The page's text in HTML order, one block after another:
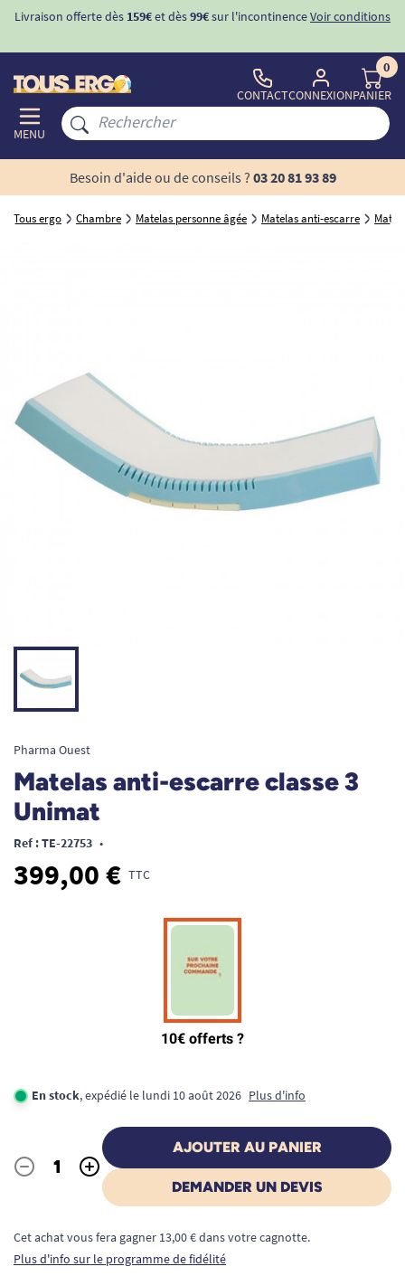
Livraison offerte dès 159€et dès99€sur l'incontinenceVoir conditions
MENU
CONTACTCONNEXION
0
PANIER
Besoin d'aide ou de conseils ? 03 20 81 93 89
Tous ergo Chambre Matelas personne âgée Matelas anti-escarre
Pharma Ouest
Matelas anti-escarre classe 3
Unimat
Ref : TE-22753 •
399,00 € TTC
En stock, expédié le lundi 10 août 2026 Plus d'info
Quantité
- +
AJOUTER AU PANIER
DEMANDER UN DEVIS
Cet achat vous fera gagner 13,00 € dans votre cagnotte.
Plus d'info sur le programme de fidélité